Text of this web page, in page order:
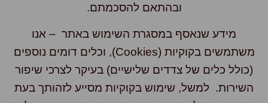
ובהתאם להסכמתם.
מידע שנאסף במסגרת השימוש באתר – אנו
משתמשים בקוקיות (cookies), וכלים דומים נוספים
(כולל כלים של צדדים שלישיים) בעיקר לצרכי שיפור
השירות. למשל, שימוש בקוקיות מסייע לזהותך בעת